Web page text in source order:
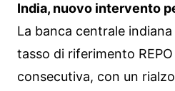
India, nuovo intervento
La banca centrale
tasso di riferimento
consecutiva, con un